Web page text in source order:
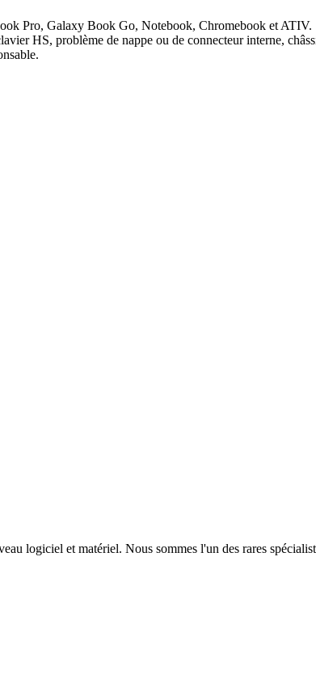
Pro, Galaxy Book Go, Notebook, Chromebook et ATIV.
HS, problème de nappe ou de connecteur interne,
logiciel et matériel. Nous sommes l'un des rares